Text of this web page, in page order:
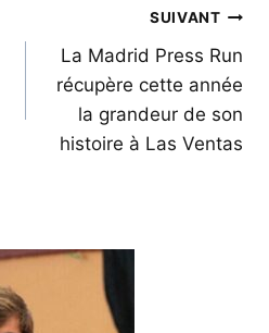
SUIVANT
La Madrid Press Run
récupère cette année
la grandeur de son
histoire à Las Ventas